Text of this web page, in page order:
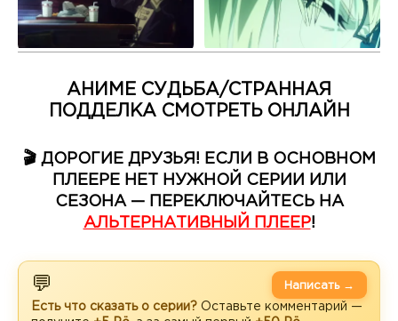
АНИМЕ СУДЬБА/СТРАННАЯ
ПОДДЕЛКА СМОТРЕТЬ ОНЛАЙН
🎬 ДОРОГИЕ ДРУЗЬЯ! ЕСЛИ В ОСНОВНОМ
ПЛЕЕРЕ НЕТ НУЖНОЙ СЕРИИ ИЛИ
СЕЗОНА — ПЕРЕКЛЮЧАЙТЕСЬ НА
АЛЬТЕРНАТИВНЫЙ ПЛЕЕР!
💬
Есть что сказать о серии? Оставьте комментарий —
Написать →